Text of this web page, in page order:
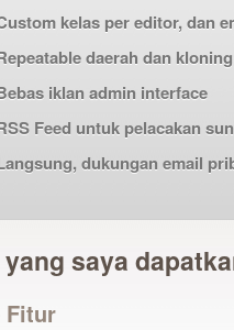
kelas per editor, dan
daerah dan
iklan admin interface
Feed untuk pelacakan
dukungan email
saya
Fitur